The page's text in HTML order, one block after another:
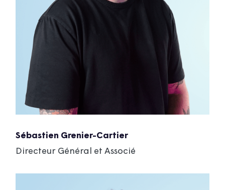
Sébastien Grenier-Cartier
Directeur Général et Associé